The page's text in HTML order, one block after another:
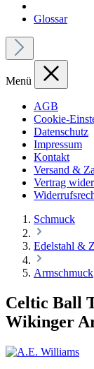
Glossar
Menü
AGB
Cookie-
Datenschutz
Impressum
Kontakt
Versand &
Vertrag
Schmuck
Edelstahl &
Armschmuck
Celtic Ball
Wikinger